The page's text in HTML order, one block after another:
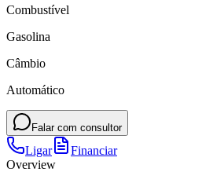
Combustível
Gasolina
Câmbio
Automático
Falar com consultor
Ligar
Financiar
Overview